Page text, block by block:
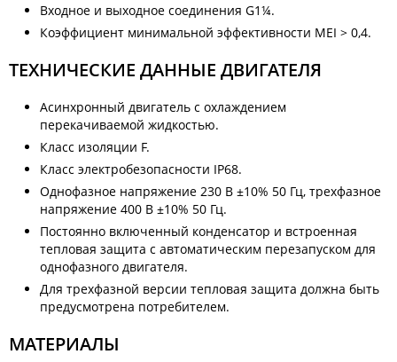
Входное и выходное соединения G1¼.
Коэффициент минимальной эффективности MEI > 0,4.
ТЕХНИЧЕСКИЕ ДАННЫЕ ДВИГАТЕЛЯ
Асинхронный двигатель с охлаждением
перекачиваемой жидкостью.
Класс изоляции F.
Класс электробезопасности IP68.
Однофазное напряжение 230 В ±10% 50 Гц, трехфазное
напряжение 400 В ±10% 50 Гц.
Постоянно включенный конденсатор и встроенная
тепловая защита с автоматическим перезапуском для
однофазного двигателя.
Для трехфазной версии тепловая защита должна быть
предусмотрена потребителем.
МАТЕРИАЛЫ